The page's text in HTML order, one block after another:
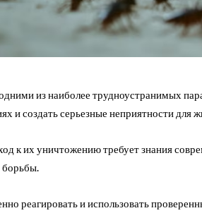
из наиболее трудноустранимых
и создать серьезные неприятности для
к их уничтожению требует знания
борьбы.
реагировать и использовать